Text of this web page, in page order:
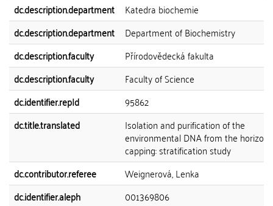
dc.description.department
Katedra biochemie
dc.description.department
Department of Biochemistry
dc.description.faculty
Přírodovědecká fakulta
dc.description.faculty
Faculty of Science
dc.identifier.repId
95862
dc.title.translated
Isolation and purification of the
environmental DNA from the horizon
capping: stratification study
dc.contributor.referee
Weignerová, Lenka
dc.identifier.aleph
001369806